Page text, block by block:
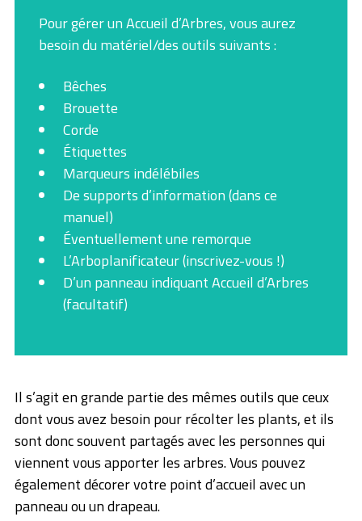
Pour gérer un Accueil d’Arbres, vous aurez
besoin du matériel/des outils suivants :
Bêches
Brouette
Corde
Étiquettes
Marqueurs indélébiles
De supports d’information (dans ce
manuel)
Éventuellement une remorque
L’Arboplanificateur (inscrivez-vous !)
D’un panneau indiquant Accueil d’Arbres
(facultatif)
Il s’agit en grande partie des mêmes outils que ceux
dont vous avez besoin pour récolter les plants, et ils
sont donc souvent partagés avec les personnes qui
viennent vous apporter les arbres. Vous pouvez
également décorer votre point d’accueil avec un
panneau ou un drapeau.